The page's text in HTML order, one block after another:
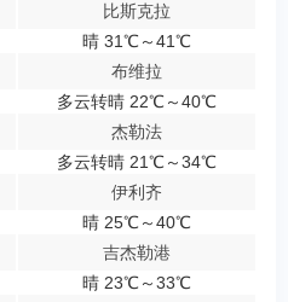
比斯克拉
晴 31℃～41℃
布维拉
多云转晴 22℃～40℃
杰勒法
多云转晴 21℃～34℃
伊利齐
晴 25℃～40℃
吉杰勒港
晴 23℃～33℃